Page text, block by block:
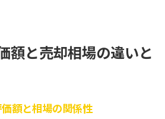
額と売却相場の違いと
額と相場の関係性